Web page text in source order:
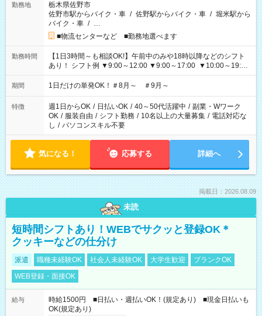
勤務地
栃木県佐野市
佐野市駅からバイク・車 / 佐野駅からバイク・車 / 堀米駅から
バイク・車 / …
■物流センターなど ■勤務地選べます
勤務時間
【1日3時間～も相談OK!】午前中のみや18時以降などのシフト
あり！ シフト例 ▼9:00～12:00 ▼9:00～17:00 ▼10:00～19:00
▼18:00～21:00
期間 1日だけの単発OK！＃8月～ ＃9月～
特徴 週1日からOK / 日払いOK / 40～50代活躍中 / 副業・Wワーク
OK / 服装自由 / シフト勤務 / 10名以上の大量募集 / 電話対応な
し / パソコンスキル不要
気になる！ 応募する 詳細へ
掲載日：2026.08.09
未読
短時間シフトあり！WEBでサクッと登録OK＊
クッキーなどの仕分け
派遣 職種未経験OK 社会人未経験OK 大学生歓迎
ブランクOK
WEB登録・面接OK
給与
時給1500円 ■日払い・週払いOK！(規定あり) ■現金日払いも
OK(規定あり)